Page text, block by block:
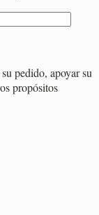
pedido, apoyar su
propósitos